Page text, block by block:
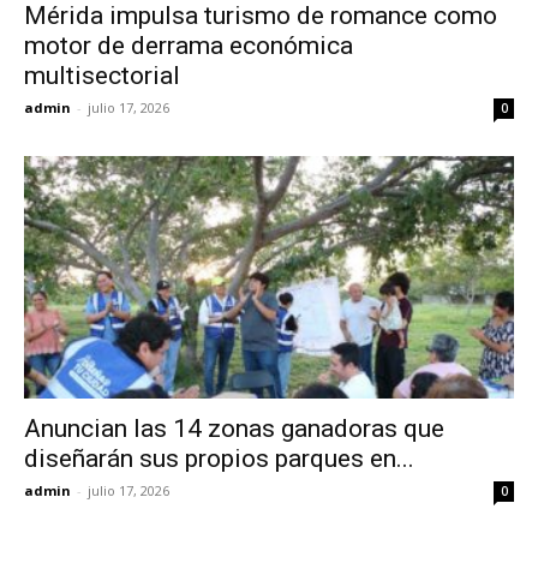
Mérida impulsa turismo de romance como
motor de derrama económica
multisectorial
admin - julio 17, 2026 0
Anuncian las 14 zonas ganadoras que
diseñarán sus propios parques en...
admin - julio 17, 2026 0